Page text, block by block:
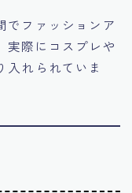
でファッションア
実際にコスプレや
入れられていま